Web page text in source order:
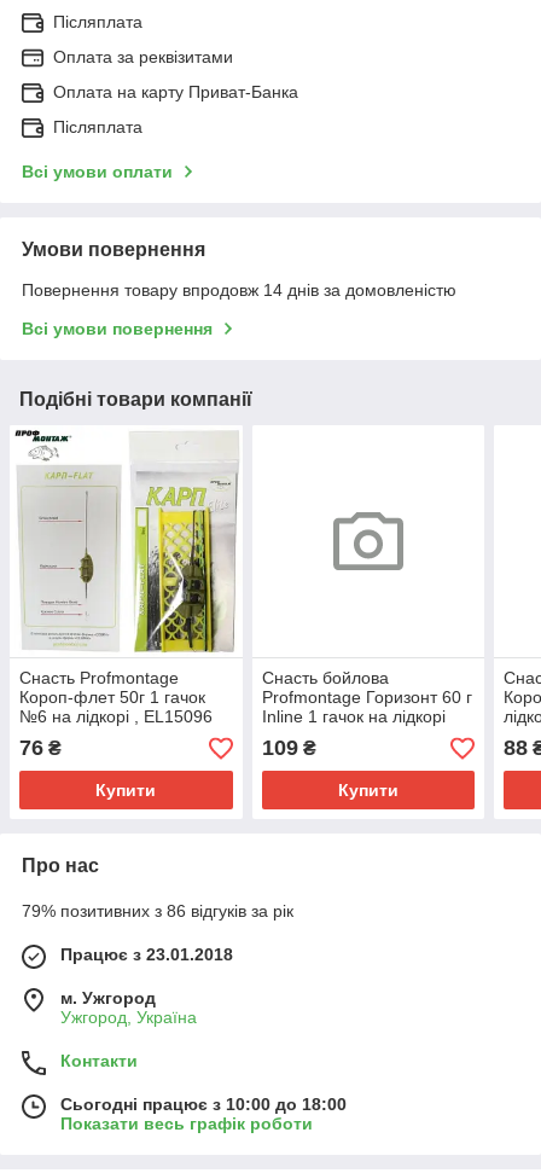
Післяплата
Оплата за реквізитами
Оплата на карту Приват-Банка
Післяплата
Всі умови оплати
Умови повернення
Повернення товару впродовж 14 днів за домовленістю
Всі умови повернення
Подібні товари компанії
Снасть Profmontage
Короп-флет 50г 1 гачок
№6 на лідкорі , EL15096
76 ₴
Купити
Снасть бойлова
Profmontage Горизонт 60 г
Inline 1 гачок на лідкорі
PB75060
109₴
Купити
88
Про нас
79% позитивних з 86 відгуків за рік
Працює з 23.01.2018
м. Ужгород
Ужгород, Україна
Контакти
Сьогодні працює з 10:00 до 18:00
Показати весь графік роботи